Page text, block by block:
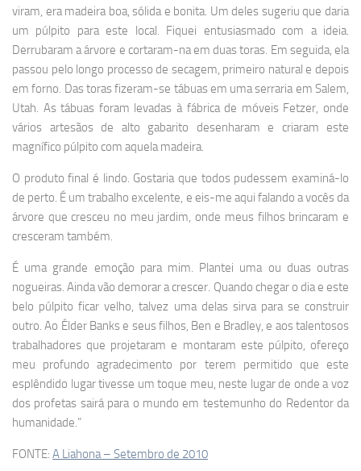
viram, era madeira boa, sólida e bonita. Um deles sugeriu que daria
um púlpito para este local. Fiquei entusiasmado com a ideia.
Derrubaram a árvore e cortaram-na em duas toras. Em seguida, ela
passou pelo longo processo de secagem, primeiro natural e depois
em forno. Das toras fizeram-se tábuas em uma serraria em Salem,
Utah. As tábuas foram levadas à fábrica de móveis Fetzer, onde
vários artesãos de alto gabarito desenharam e criaram este
magnífico púlpito com aquela madeira.
O produto final é lindo. Gostaria que todos pudessem examiná-lo
de perto. É um trabalho excelente, e eis-me aqui falando a vocês da
árvore que cresceu no meu jardim, onde meus filhos brincaram e
cresceram também.
É uma grande emoção para mim. Plantei uma ou duas outras
nogueiras. Ainda vão demorar a crescer. Quando chegar o dia e este
belo púlpito ficar velho, talvez uma delas sirva para se construir
outro. Ao Élder Banks e seus filhos, Ben e Bradley, e aos talentosos
trabalhadores que projetaram e montaram este púlpito, ofereço
meu profundo agradecimento por terem permitido que este
esplêndido lugar tivesse um toque meu, neste lugar de onde a voz
dos profetas sairá para o mundo em testemunho do Redentor da
humanidade.”
FONTE: A Liahona – Setembro de 2010